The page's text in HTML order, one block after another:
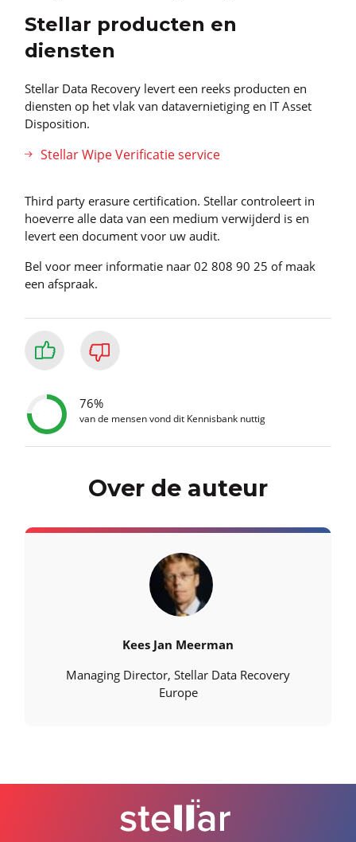
Stellar producten en
diensten
Stellar Data Recovery levert een reeks producten en
diensten op het vlak van datavernietiging en IT Asset
Disposition.
Stellar Wipe Verificatie service
Third party erasure certification. Stellar controleert in
hoeverre alle data van een medium verwijderd is en
levert een document voor uw audit.
Bel voor meer informatie naar 02 808 90 25 of maak
een afspraak.
76%
van de mensen vond dit Kennisbank nuttig
Over de auteur
Kees Jan Meerman
Managing Director, Stellar Data Recovery
Europe